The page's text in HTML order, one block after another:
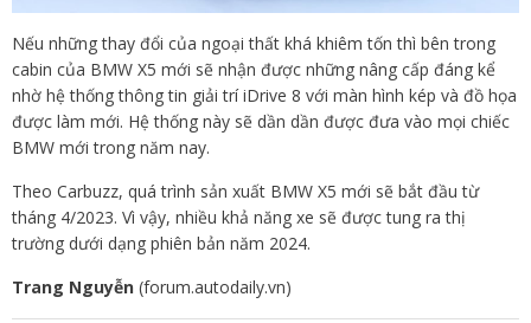
Nếu những thay đổi của ngoại thất khá khiêm tốn thì bên trong
cabin của BMW X5 mới sẽ nhận được những nâng cấp đáng kể
nhờ hệ thống thông tin giải trí iDrive 8 với màn hình kép và đồ họa
được làm mới. Hệ thống này sẽ dần dần được đưa vào mọi chiếc
BMW mới trong năm nay.
Theo Carbuzz, quá trình sản xuất BMW X5 mới sẽ bắt đầu từ
tháng 4/2023. Vì vậy, nhiều khả năng xe sẽ được tung ra thị
trường dưới dạng phiên bản năm 2024.
Trang Nguyễn (forum.autodaily.vn)